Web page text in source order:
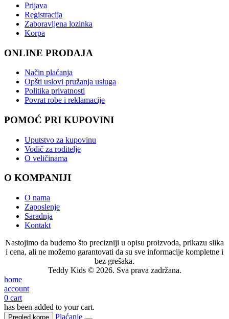
Prijava
Registracija
Zaboravljena lozinka
Korpa
ONLINE PRODAJA
Način plaćanja
Opšti uslovi pružanja usluga
Politika privatnosti
Povrat robe i reklamacije
POMOĆ PRI KUPOVINI
Uputstvo za kupovinu
Vodič za roditelje
O veličinama
O KOMPANIJI
O nama
Zaposlenje
Saradnja
Kontakt
Nastojimo da budemo što precizniji u opisu proizvoda, prikazu slika
i cena, ali ne možemo garantovati da su sve informacije kompletne i
bez grešaka.
Teddy Kids © 2026. Sva prava zadržana.
home
account
0 cart
has been added to your cart.
Pregled korpe Plaćanje